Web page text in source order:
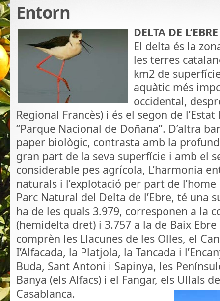
Entorn
DELTA DE L’EBRE
El delta és la
les terres
km2 de
aquàtic més
occidental,
Regional Francès) i és el segon de
“Parque Nacional de Doñana”. D’altra
paper biològic, contrasta amb la
gran part de la seva superfície i amb el
considerable pes agrícola, L’harmonia
naturals i l’explotació per part de
Parc Natural del Delta de l’Ebre, té una
ha de les quals 3.979, corresponen a la
(hemidelta dret) i 3.757 a la de Baix
comprèn les Llacunes de les Olles, el
I’Alfacada, la Platjola, la Tancada i
Buda, Sant Antoni i Sapinya, les
Banya (els Alfacs) i el Fangar, els Ullals
Casablanca.